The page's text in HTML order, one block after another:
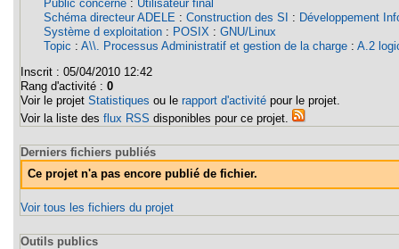
Public concerné: Utilisateur final
Schéma directeur ADELE : Construction des SI : Développement
Système d exploitation: POSIX : GNU/Linux
Topic : A\\. Processus Administratif et gestion de la charge: A.2
Inscrit : 05/04/2010 12:42
Rang d'activité : 0
Voir le projet Statistiques ou le rapport d'activitépour le projet.
Voir la liste des flux RSS disponibles pour ce projet.
Derniers fichiers publiés
Ce projet n'a pas encore publié de fichier.
Voir tous les fichiers du projet
Outils publics